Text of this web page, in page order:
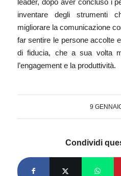
leader, dopo aver concluso i
inventare degli strumenti
migliorare la comunicazione
far sentire le persone accolte
di fiducia, che a sua volta
l’engagement e la produttività.
9
Condividi